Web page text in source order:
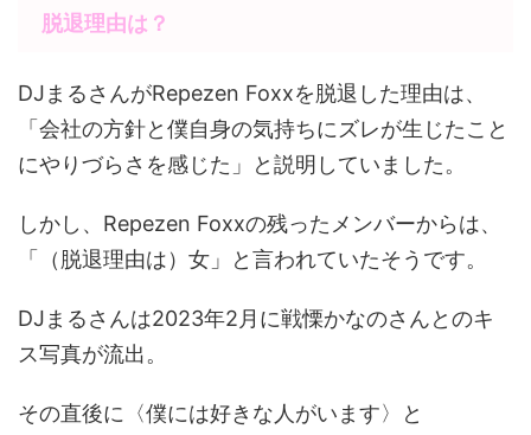
脱退理由は？
DJまるさんがRepezen Foxxを脱退した理由は、
「会社の方針と僕自身の気持ちにズレが生じたこと
にやりづらさを感じた」と説明していました。
しかし、Repezen Foxxの残ったメンバーからは、
「（脱退理由は）女」と言われていたそうです。
DJまるさんは2023年2月に戦慄かなのさんとのキ
ス写真が流出。
その直後に〈僕には好きな人がいます〉と